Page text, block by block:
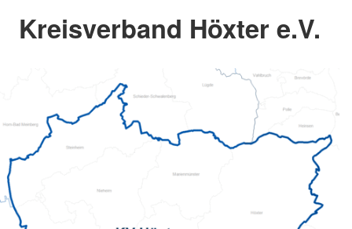
Kreisverband Höxter e.V.